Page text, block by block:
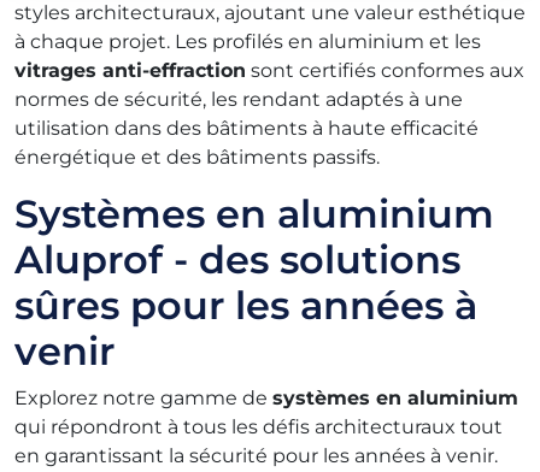
styles architecturaux, ajoutant une valeur esthétique
à chaque projet. Les profilés en aluminium et les
vitrages anti-effraction sont certifiés conformes aux
normes de sécurité, les rendant adaptés à une
utilisation dans des bâtiments à haute efficacité
énergétique et des bâtiments passifs.
Systèmes en aluminium
Aluprof - des solutions
sûres pour les années à
venir
Explorez notre gamme de systèmes en aluminium
qui répondront à tous les défis architecturaux tout
en garantissant la sécurité pour les années à venir.